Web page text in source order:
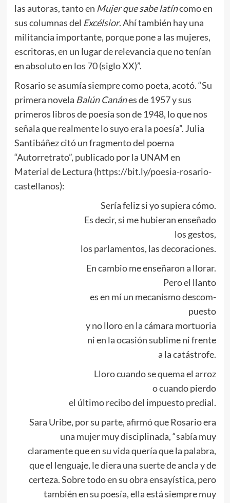
las autoras, tanto en Mujer que sabe latíncomo en
sus columnas del Excélsior. Ahí también hay una
militancia importante, porque pone a las mujeres,
escritoras, en un lugar de relevancia que no tenían
en absoluto en los 70 (siglo XX)”.
Rosario se asumía siempre como poeta, acotó. “Su
primera novela Balún Canánes de 1957 y sus
primeros libros de poesía son de 1948, lo que nos
señala que realmente lo suyo era la poesía”. Julia
Santibáñez citó un fragmento del poema
“Autorretrato”, publicado por la UNAM en
Material de Lectura (https://bit.ly/poesia-rosario-
castellanos):
Sería feliz si yo supiera cómo.
Es decir, si me hubieran enseñado
los gestos,
los parlamentos, las decoraciones.
En cambio me enseñaron a llorar.
Pero el llanto
es en mí un mecanismo descom-
puesto
y no lloro en la cámara mortuoria
ni en la ocasión sublime ni frente
a la catástrofe.
Lloro cuando se quema el arroz
o cuando pierdo
el último recibo del impuesto predial.
Sara Uribe, por su parte, afirmó que Rosario era
una mujer muy disciplinada, “sabía muy
claramente que en su vida quería que la palabra,
que el lenguaje, le diera una suerte de ancla y de
certeza. Sobre todo en su obra ensayística, pero
también en su poesía, ella está siempre muy